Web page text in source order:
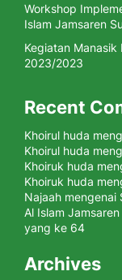
Workshop
Islam Jamsaren
Kegiatan Manasik
2023/2023
Recent
Khoirul huda
Khoirul huda
Khoiruk huda
Khoiruk huda
Najaah mengenai
Al Islam
yang ke 64
Archives